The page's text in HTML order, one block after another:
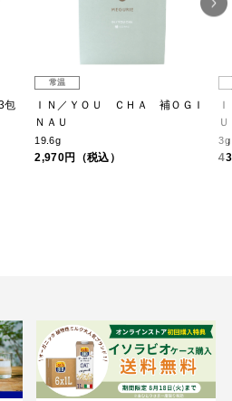
包
常温
ＩＮ／ＹＯＵ ＣＨＡ 補ＯＧＩ
ＮＡＵ
19.6g
2,970円（税込）
3g